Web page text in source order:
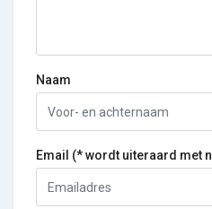
Naam
Email (* wordt uiteraard met